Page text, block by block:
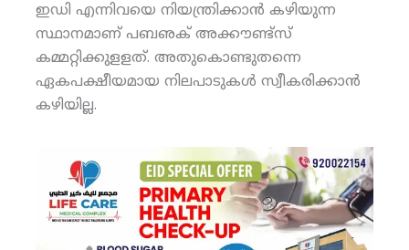
ഇഡി എന്നിവയെ നിയന്ത്രിക്കാന്‍ കഴിയുന്ന
സ്ഥാനമാണ് പബഌക് അക്കൗണ്ട്‌സ്
കമ്മറ്റിക്കുളളത്. അതുകൊണ്ടുതന്നെ
ഏകപക്ഷീയമായ നിലപാടുകള്‍ സ്വീകരിക്കാന്‍
കഴിയില്ല.